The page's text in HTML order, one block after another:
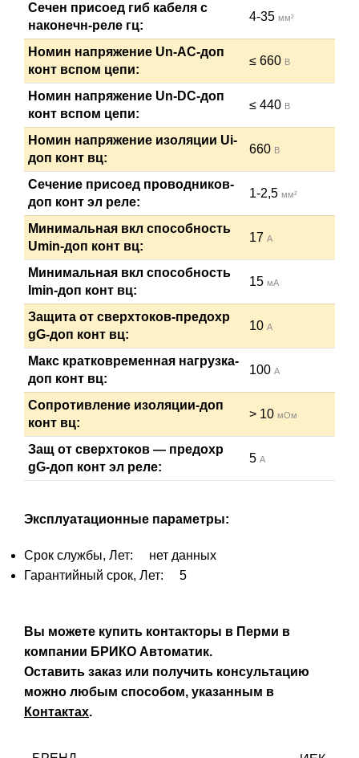
Сечен присоед гиб кабеля с
наконечн-реле гц:
4-35 мм²
Номин напряжение Un-AC-доп
конт вспом цепи:
≤ 660 В
Номин напряжение Un-DC-доп
конт вспом цепи:
≤ 440 В
Номин напряжение изоляции Ui-
доп конт вц:
660 В
Сечение присоед проводников-
доп конт эл реле:
1-2,5 мм²
Минимальная вкл способность
Umin-доп конт вц:
17 А
Минимальная вкл способность
Imin-доп конт вц:
15 мА
Защита от сверхтоков-предохр
gG-доп конт вц:
10 А
Макс кратковременная нагрузка-
доп конт вц:
100 А
Сопротивление изоляции-доп
конт вц:
> 10 мОм
Защ от сверхтоков — предохр
gG-доп конт эл реле:
5 А
Эксплуатационные параметры:
Срок службы, Лет: нет данных
Гарантийный срок, Лет: 5
Вы можете купить контакторы в Перми в
компании БРИКО Автоматик.
Оставить заказ или получить консультацию
можно любым способом, указанным в
Контактах.